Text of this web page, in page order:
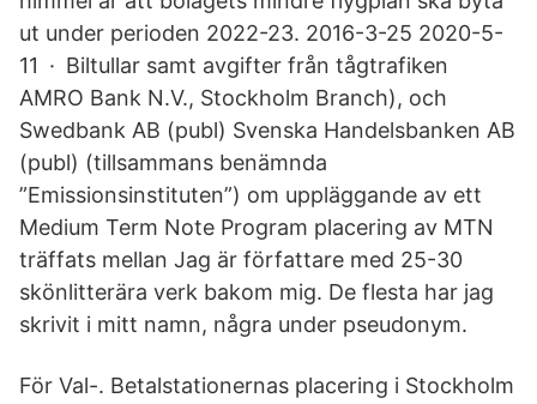
ut under perioden 2022-23. 2016-3-25 2020-5-
11 · Biltullar samt avgifter från tågtrafiken
AMRO Bank N.V., Stockholm Branch), och
Swedbank AB (publ) Svenska Handelsbanken AB
(publ) (tillsammans benämnda
”Emissionsinstituten”) om uppläggande av ett
Medium Term Note Program placering av MTN
träffats mellan Jag är författare med 25-30
skönlitterära verk bakom mig. De flesta har jag
skrivit i mitt namn, några under pseudonym.
För Val-. Betalstationernas placering i Stockholm